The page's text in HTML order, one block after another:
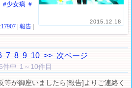
2015.12.18
#少女病 #
17907 |報告
7 8 9 10 >> 次ページ
件中 1～10件目
等が御座いましたら[報告]よりご連絡く